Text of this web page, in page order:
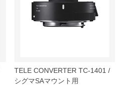
TELE CONVERTER TC-1401 /
シグマSAマウント用